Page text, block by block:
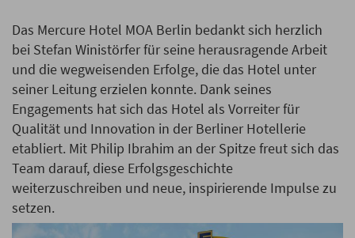
Das Mercure Hotel MOA Berlin bedankt sich herzlich
bei Stefan Winistörfer für seine herausragende Arbeit
und die wegweisenden Erfolge, die das Hotel unter
seiner Leitung erzielen konnte. Dank seines
Engagements hat sich das Hotel als Vorreiter für
Qualität und Innovation in der Berliner Hotellerie
etabliert. Mit Philip Ibrahim an der Spitze freut sich das
Team darauf, diese Erfolgsgeschichte
weiterzuschreiben und neue, inspirierende Impulse zu
setzen.